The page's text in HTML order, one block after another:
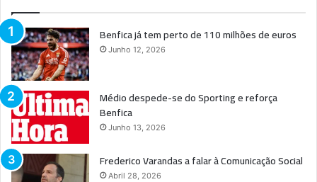
Benfica já tem perto de 110 milhões de euros
Junho 12, 2026
Médio despede-se do Sporting e reforça
Benfica
Junho 13, 2026
Frederico Varandas a falar à Comunicação Social
Abril 28, 2026